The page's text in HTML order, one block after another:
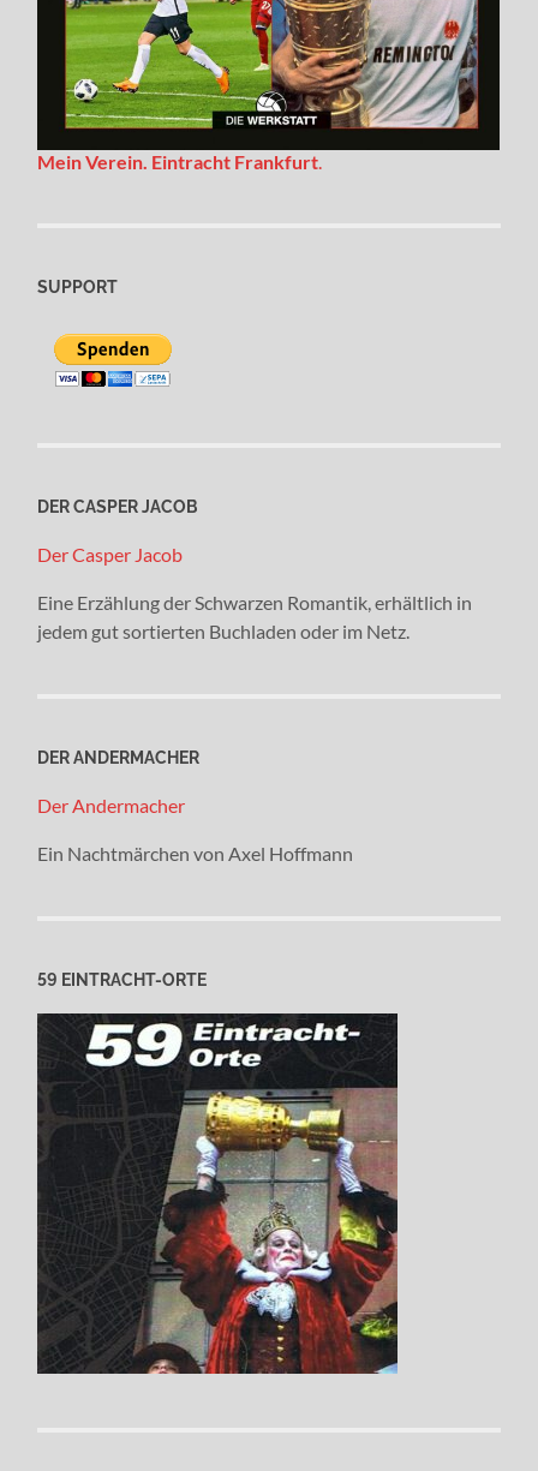
Mein Verein. Eintracht Frankfurt.
SUPPORT
DER CASPER JACOB
Der Casper Jacob
Eine Erzählung der Schwarzen Romantik, erhältlich in
jedem gut sortierten Buchladen oder im Netz.
DER ANDERMACHER
Der Andermacher
Ein Nachtmärchen von Axel Hoffmann
59 EINTRACHT-ORTE